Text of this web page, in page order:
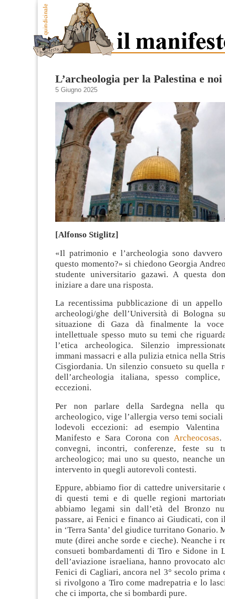
L’archeologia per la Palestina e noi
5 Giugno 2025
[Alfonso Stiglitz]
«Il patrimonio e l’archeologia sono
questo momento?» si chiedono Georgia
studente universitario gazawi. A questa
iniziare a dare una risposta.
La recentissima pubblicazione di un
archeologi/ghe dell’Università di Bologna
situazione di Gaza dà finalmente la
intellettuale spesso muto su temi che
l’etica archeologica. Silenzio
immani massacri e alla pulizia etnica nella
Cisgiordania. Un silenzio consueto su quella
dell’archeologia italiana, spesso
eccezioni.
Per non parlare della Sardegna nella
archeologico, vige l’allergia verso temi
lodevoli eccezioni: ad esempio Valentina
Manifesto e Sara Corona con Archeocosas.
convegni, incontri, conferenze, feste su
archeologico; mai uno su questo, neanche
intervento in quegli autorevoli contesti.
Eppure, abbiamo fior di cattedre universitarie
di questi temi e di quelle regioni
abbiamo legami sin dall’età del Bronzo
passare, ai Fenici e financo ai Giudicati, con
in ‘Terra Santa’ del giudice turritano Gonario.
mute (direi anche sorde e cieche). Neanche i
consueti bombardamenti di Tiro e Sidone in
dell’aviazione israeliana, hanno provocato
Fenici di Cagliari, ancora nel 3° secolo prima
si rivolgono a Tiro come madrepatria e lo
che ci importa, che si bombardi pure.